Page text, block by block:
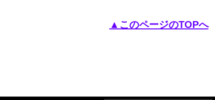
▲このページのTOPへ